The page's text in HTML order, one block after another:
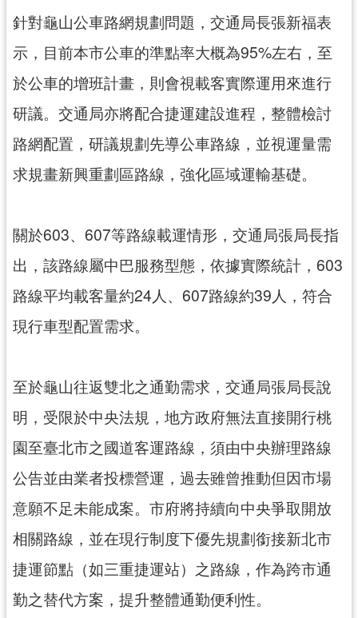
針對龜山公車路網規劃問題，交通局長張新福表
示，目前本市公車的準點率大概為95%左右，至
於公車的增班計畫，則會視載客實際運用來進行
研議。交通局亦將配合捷運建設進程，整體檢討
路網配置，研議規劃先導公車路線，並視運量需
求規畫新興重劃區路線，強化區域運輸基礎。
關於603、607等路線載運情形，交通局張局長指
出，該路線屬中巴服務型態，依據實際統計，603
路線平均載客量約24人、607路線約39人，符合
現行車型配置需求。
至於龜山往返雙北之通勤需求，交通局張局長說
明，受限於中央法規，地方政府無法直接開行桃
園至臺北市之國道客運路線，須由中央辦理路線
公告並由業者投標營運，過去雖曾推動但因市場
意願不足未能成案。市府將持續向中央爭取開放
相關路線，並在現行制度下優先規劃銜接新北市
捷運節點（如三重捷運站）之路線，作為跨市通
勤之替代方案，提升整體通勤便利性。